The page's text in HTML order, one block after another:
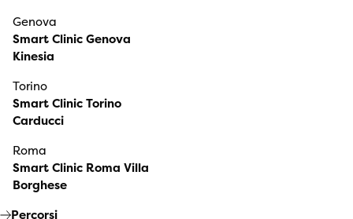
Genova
Smart Clinic Genova
Kinesia
Torino
Smart Clinic Torino
Carducci
Roma
Smart Clinic Roma Villa
Borghese
Percorsi